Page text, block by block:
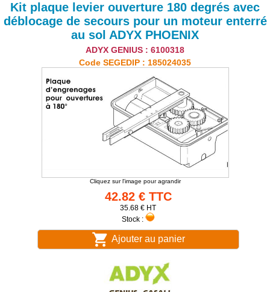
Kit plaque levier ouverture 180 degrés avec
déblocage de secours pour un moteur enterré
au sol ADYX PHOENIX
ADYX GENIUS : 6100318
Code SEGEDIP : 185024035
Cliquez sur l'image pour agrandir
42.82 € TTC
35.68 € HT
Stock :
Ajouter au panier